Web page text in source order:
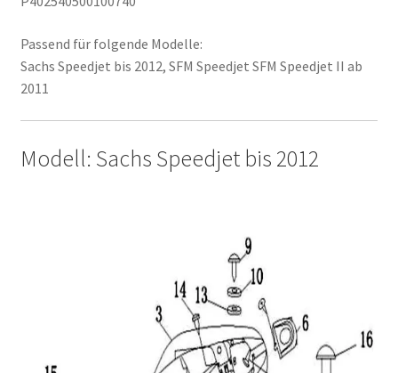
Passend für folgende Modelle:
Sachs Speedjet bis 2012, SFM Speedjet SFM Speedjet II ab
2011
Modell: Sachs Speedjet bis 2012